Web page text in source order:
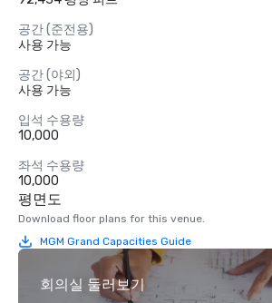
공간 (준전용)
사용 가능
공간 (야외)
사용 가능
입석 수용량
10,000
좌석 수용량
10,000
평면도
Download floor plans for this venue.
MGM Grand Capacities Guide
회의실 둘러보기